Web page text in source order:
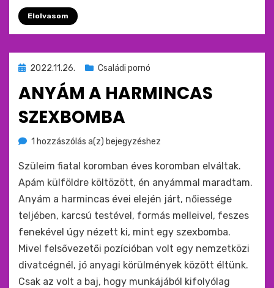
Elolvasom
Beküldve
:
2022.11.26. Családi pornó
ANYÁM A HARMINCAS
SZEXBOMBA
bymonkey
1 hozzászólás a(z) Anyám
harmincas
szexbomba
bejegyzéshez
Szüleim fiatal koromban éves koromban elváltak.
Apám külföldre költözött, én anyámmal maradtam.
Anyám a harmincas évei elején járt, nőiessége
teljében, karcsú testével, formás melleivel, feszes
fenekével úgy nézett ki, mint egy szexbomba.
Mivel felsővezetői pozícióban volt egy nemzetközi
divatcégnél, jó anyagi körülmények között éltünk.
Csak az volt a baj, hogy munkájából kifolyólag